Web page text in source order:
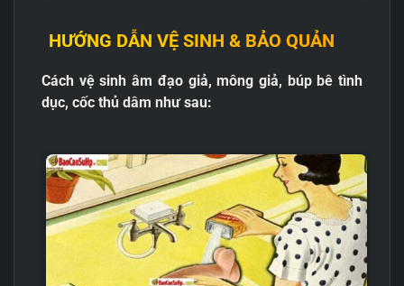
HƯỚNG DẪN VỆ SINH & BẢO QUẢN
Cách vệ sinh âm đạo giả, mông giả, búp bê tình
dục, cốc thủ dâm như sau: